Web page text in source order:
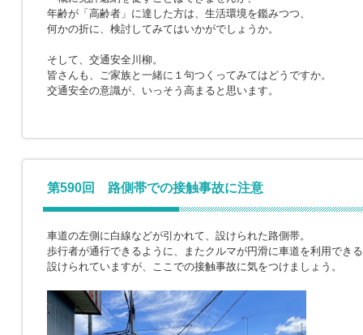
年齢が「高齢者」に達した方は、生活環境を鑑みつつ、
何かの折に、検討してみてはいかがでしょうか。
そして、交通安全川柳。
皆さんも、ご家族と一緒に１句つくってみてはどうですか。
交通安全の意識が、いっそう高まると思います。
第590回 路側帯での接触事故に注意
車道の左側に白線などが引かれて、設けられた路側帯。
歩行者が通行できるように、またクルマが円滑に車道を利用でき
設けられていますが、ここでの接触事故に気をつけましょう。